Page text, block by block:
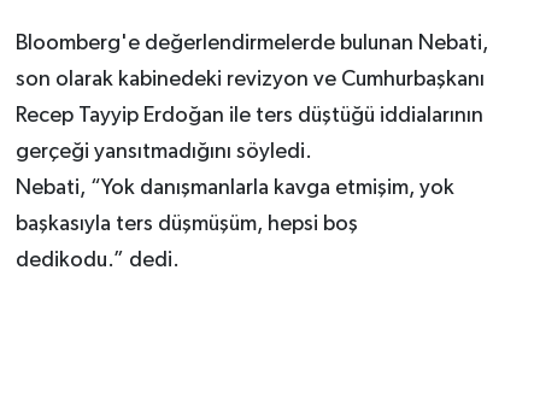
Bloomberg'e değerlendirmelerde bulunan Nebati,
son olarak kabinedeki revizyon ve Cumhurbaşkanı
Recep Tayyip Erdoğan ile ters düştüğü iddialarının
gerçeği yansıtmadığını söyledi.
Nebati, “Yok danışmanlarla kavga etmişim, yok
başkasıyla ters düşmüşüm, hepsi boş
dedikodu.” dedi.